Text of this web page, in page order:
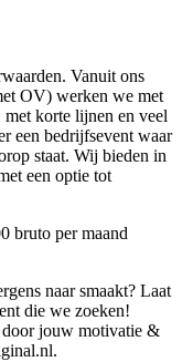
Vanuit ons
OV) werken we met
met korte lijnen en veel
een bedrijfsevent waar
staat. Wij bieden in
een optie tot
bruto per maand
naar smaakt? Laat
die we zoeken!
jouw motivatie &